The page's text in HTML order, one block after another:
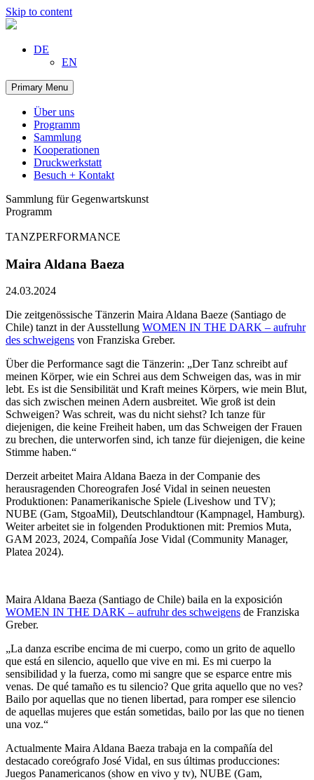
Skip to content
DE
EN
Primary Menu
Über uns
Programm
Sammlung
Kooperationen
Druckwerkstatt
Besuch + Kontakt
Sammlung für Gegenwartskunst
Programm
TANZPERFORMANCE
Maira Aldana Baeza
24.03.2024
Die zeitgenössische Tänzerin Maira Aldana Baeze (Santiago de
Chile) tanzt in der Ausstellung WOMEN IN THE DARK – aufruhr
des schweigens von Franziska Greber.
Über die Performance sagt die Tänzerin: „Der Tanz schreibt auf
meinen Körper, wie ein Schrei aus dem Schweigen das, was in mir
lebt. Es ist die Sensibilität und Kraft meines Körpers, wie mein Blut,
das sich zwischen meinen Adern ausbreitet. Wie groß ist dein
Schweigen? Was schreit, was du nicht siehst? Ich tanze für
diejenigen, die keine Freiheit haben, um das Schweigen der Frauen
zu brechen, die unterworfen sind, ich tanze für diejenigen, die keine
Stimme haben.“
Derzeit arbeitet Maira Aldana Baeza in der Companie des
herausragenden Choreografen José Vidal in seinen neuesten
Produktionen: Panamerikanische Spiele (Liveshow und TV);
NUBE (Gam, StgoaMil), Deutschlandtour (Kampnagel, Hamburg).
Weiter arbeitet sie in folgenden Produktionen mit: Premios Muta,
GAM 2023, 2024, Compañía Jose Vidal (Community Manager,
Platea 2024).
Maira Aldana Baeza (Santiago de Chile) baila en la exposición
WOMEN IN THE DARK – aufruhr des schweigens de Franziska
Greber.
„La danza escribe encima de mi cuerpo, como un grito de aquello
que está en silencio, aquello que vive en mi. Es mi cuerpo la
sensibilidad y la fuerza, como mi sangre que se esparce entre mis
venas. De qué tamaño es tu silencio? Que grita aquello que no ves?
Bailo por aquellas que no tienen libertad, para romper ese silencio
de aquellas mujeres que están sometidas, bailo por las que no tienen
una voz.“
Actualmente Maira Aldana Baeza trabaja en la compañía del
destacado coreógrafo José Vidal, en sus últimas producciones:
Juegos Panamericanos (show en vivo y tv), NUBE (Gam,